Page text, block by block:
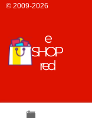
© 2009-2026